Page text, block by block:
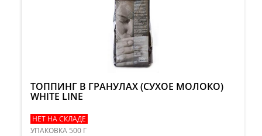
ТОППИНГ В ГРАНУЛАХ (СУХОЕ МОЛОКО)
WHITE LINE
НЕТ НА СКЛАДЕ
УПАКОВКА 500 Г